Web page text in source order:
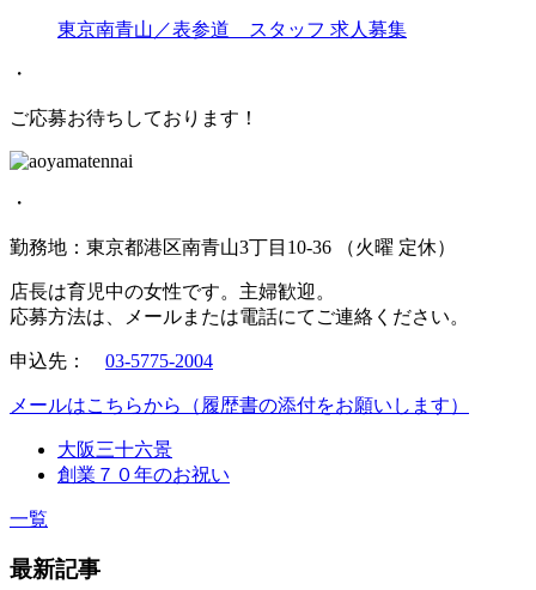
東京南青山／表参道 スタッフ 求人募集
・
ご応募お待ちしております！
・
勤務地：東京都港区南青山3丁目10-36 （火曜 定休）
店長は育児中の女性です。主婦歓迎。
応募方法は、メールまたは電話にてご連絡ください。
申込先： 03-5775-2004
メールはこちらから（履歴書の添付をお願いします）
大阪三十六景
創業７０年のお祝い
一覧
最新記事